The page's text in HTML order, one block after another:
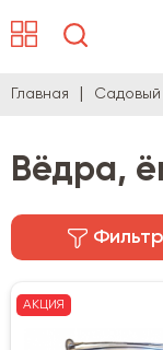
Главная Садовый
Вёдра,
АКЦИЯ